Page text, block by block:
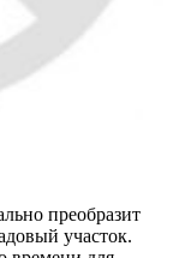
преобразит
участок.